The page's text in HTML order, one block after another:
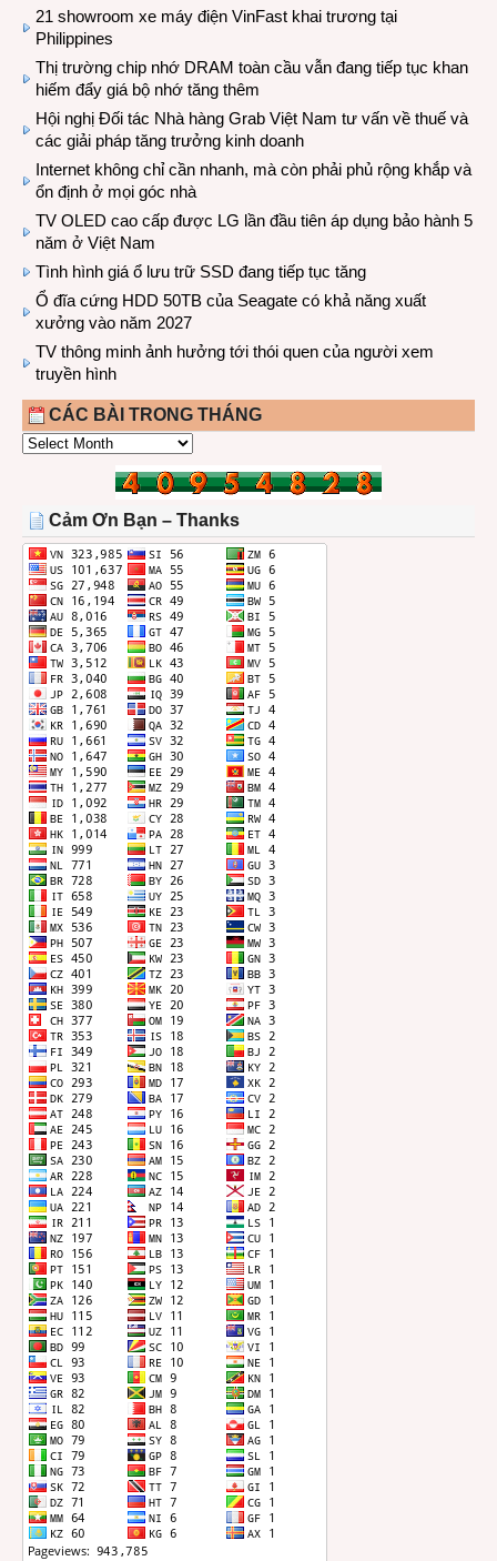
21 showroom xe máy điện VinFast khai trương tại
Philippines
Thị trường chip nhớ DRAM toàn cầu vẫn đang tiếp tục khan
hiếm đẩy giá bộ nhớ tăng thêm
Hội nghị Đối tác Nhà hàng Grab Việt Nam tư vấn về thuế và
các giải pháp tăng trưởng kinh doanh
Internet không chỉ cần nhanh, mà còn phải phủ rộng khắp và
ổn định ở mọi góc nhà
TV OLED cao cấp được LG lần đầu tiên áp dụng bảo hành 5
năm ở Việt Nam
Tình hình giá ổ lưu trữ SSD đang tiếp tục tăng
Ổ đĩa cứng HDD 50TB của Seagate có khả năng xuất
xưởng vào năm 2027
TV thông minh ảnh hưởng tới thói quen của người xem
truyền hình
CÁC BÀI TRONG THÁNG
CÁC
THÁNG
Cảm Ơn Bạn – Thanks